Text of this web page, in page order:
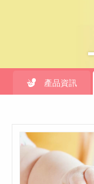
產品資訊